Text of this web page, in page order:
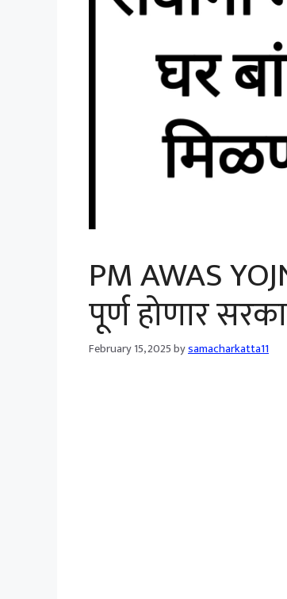
PM AWAS
पूर्ण होणार
February 15, 2025bysamacharkatta11